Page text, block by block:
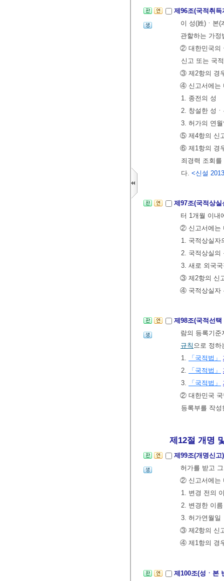
제96조(국적취
이 성(姓)ㆍ본(
관할하는 가
② 대한민국의
신고 또는 국
③ 제2항의 경
④ 신고서에는
1. 종전의 성
2. 창설한 성
3. 허가의 연
⑤ 제4항의 신
⑥ 제1항의 경
죄경력 조회
다. <신설
제97조(국적상
터 1개월 이내
② 신고서에는
1. 국적상실자
2. 국적상실의
3. 새로 외국
③ 제2항의 신
④ 국적상실자
제98조(국적선
람의 등록기
규칙 으로 정
1.
「국적법」
2.
「국적법」
3.
「국적법」
② 대한민국 국
등록부를 작성
제12절 개명 및
제99조(개명신
허가를 받고
② 신고서에는
1. 변경 전의
2. 변경한 이름
3. 허가연월일
③ 제2항의 신
④ 제1항의 경
제100조(성ㆍ본